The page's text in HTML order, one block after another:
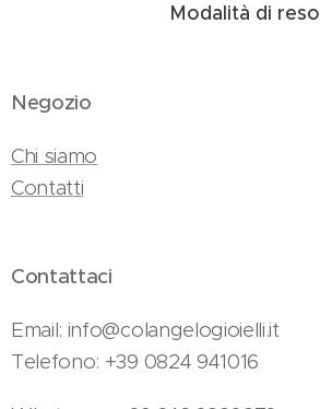
Modalità di reso
Negozio
Chi siamo
Contatti
Contattaci
Email: info@colangelogioielli.it
Telefono: +39 0824 941016